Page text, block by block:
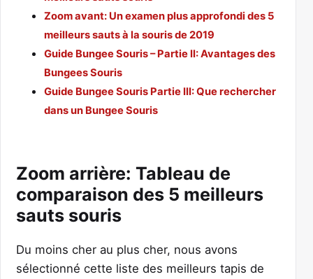
Zoom avant: Un examen plus approfondi des 5
meilleurs sauts à la souris de 2019
Guide Bungee Souris – Partie II: Avantages des
Bungees Souris
Guide Bungee Souris Partie III: Que rechercher
dans un Bungee Souris
Zoom arrière: Tableau de
comparaison des 5 meilleurs
sauts souris
Du moins cher au plus cher, nous avons
sélectionné cette liste des meilleurs tapis de